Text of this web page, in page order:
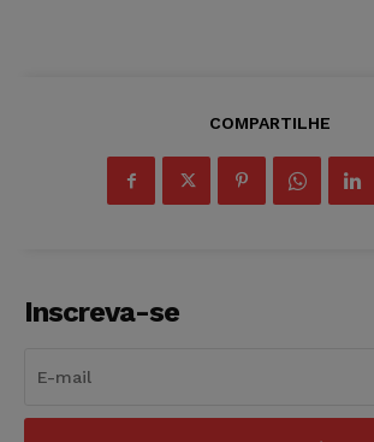
COMPARTILHE
Inscreva-se